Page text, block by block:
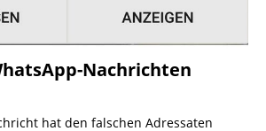
Nachrichten
hat den falschen Adressaten